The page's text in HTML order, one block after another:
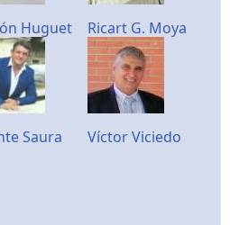
Huguet Ricart G. Moya
Saura Víctor Viciedo